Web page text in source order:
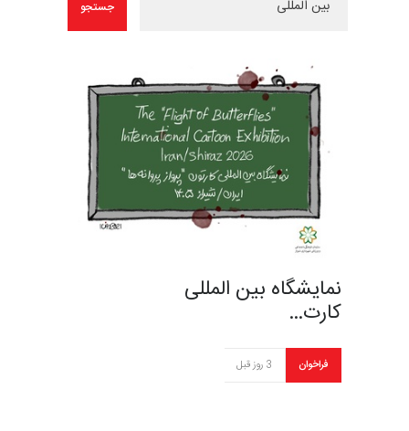
نمایشگاه بین المللی
کارت…
فراخوان 3 روز قبل